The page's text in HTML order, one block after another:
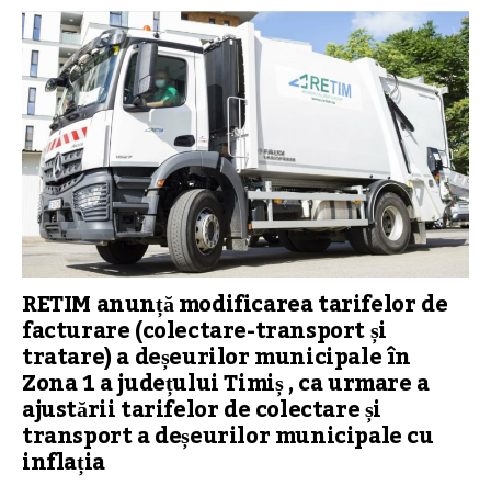
RETIM anunță modificarea tarifelor de
facturare (colectare-transport și
tratare) a deșeurilor municipale în
Zona 1 a județului Timiș , ca urmare a
ajustării tarifelor de colectare și
transport a deșeurilor municipale cu
inflația